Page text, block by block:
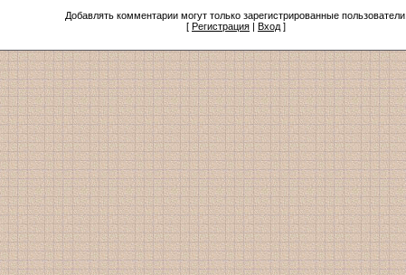
Добавлять комментарии могут только зарегистрированные пользователи.
[ Регистрация | Вход ]